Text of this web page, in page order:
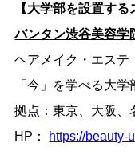
【大学部を設置する
バンタン渋谷美容学
ヘアメイク・エステ
「今」を学べる大学
拠点：東京、大阪
HP： https://beauty-